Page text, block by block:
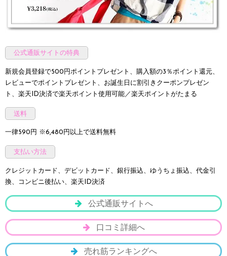
公式通販サイトの特典
新規会員登録で500円ポイントプレゼント、購入額の3％ポイント還元、
レビューでポイントプレゼント、お誕生日に割引きクーポンプレゼン
ト、楽天ID決済で楽天ポイント使用可能／楽天ポイントがたまる
送料
一律590円 ※6,480円以上で送料無料
支払い方法
クレジットカード、デビットカード、銀行振込、ゆうちょ振込、代金引
換、コンビニ後払い、楽天ID決済
公式通販サイトへ
口コミ詳細へ
売れ筋ランキングへ